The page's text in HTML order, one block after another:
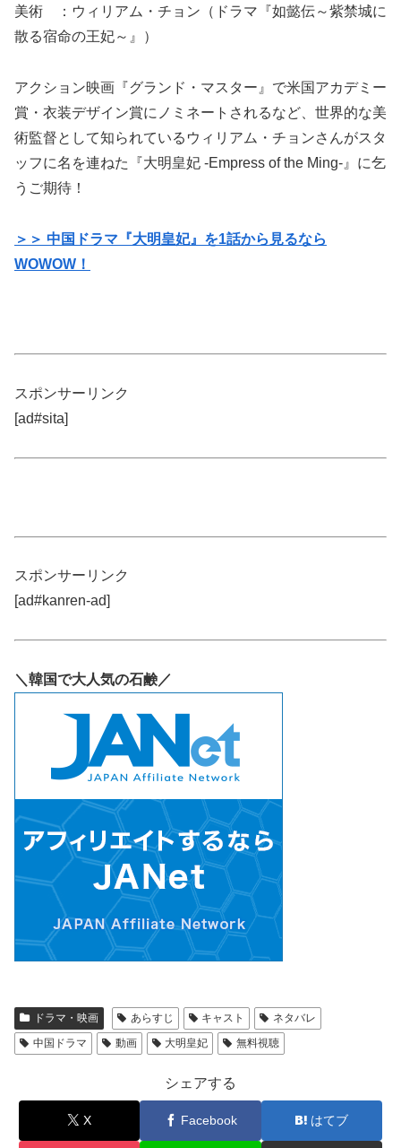
美術 ：ウィリアム・チョン（ドラマ『如懿伝～紫禁城に
散る宿命の王妃～』）
アクション映画『グランド・マスター』で米国アカデミー
賞・衣装デザイン賞にノミネートされるなど、世界的な美
術監督として知られているウィリアム・チョンさんがスタ
ッフに名を連ねた『大明皇妃 -Empress of the Ming-』に乞
うご期待！
＞＞ 中国ドラマ『大明皇妃』を1話から見るなら
WOWOW！
スポンサーリンク
[ad#sita]
スポンサーリンク
[ad#kanren-ad]
＼韓国で大人気の石鹸／
ドラマ・映画 あらすじ キャスト
ネタバレ
中国ドラマ
動画 大明皇妃 無料視聴
シェアする
X Facebook はてブ